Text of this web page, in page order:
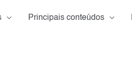
Principais conteúdos